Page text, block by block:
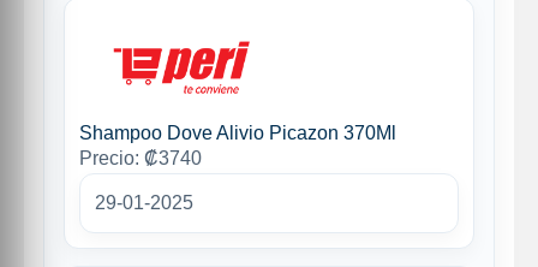
Shampoo Dove Alivio Picazon 370Ml
Precio: ₡3740
29-01-2025